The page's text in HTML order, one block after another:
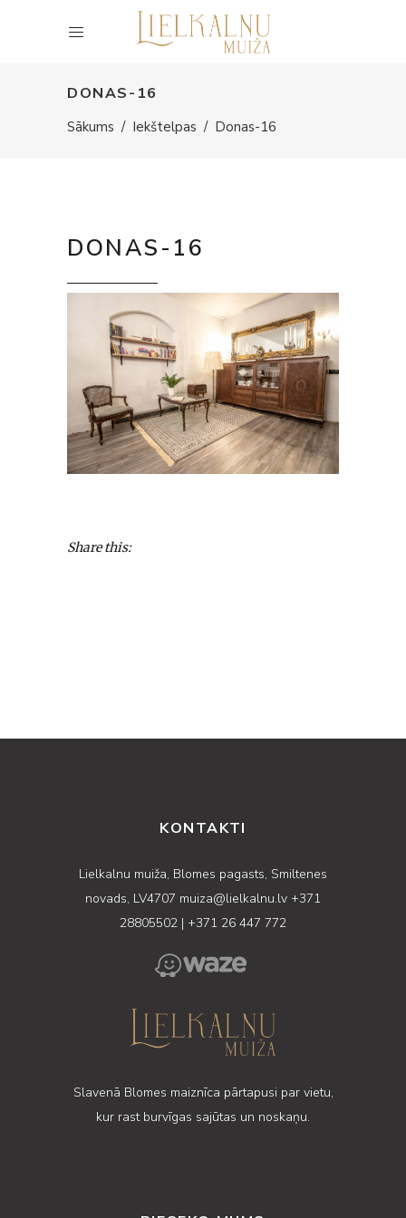
DONAS-16
Sākums / Iekštelpas / Donas-16
DONAS-16
Share this:
KONTAKTI
Lielkalnu muiža, Blomes pagasts, Smiltenes
novads, LV4707 muiza@lielkalnu.lv +371
28805502 | +371 26 447 772
Slavenā Blomes maiznīca pārtapusi par vietu,
kur rast burvīgas sajūtas un noskaņu.